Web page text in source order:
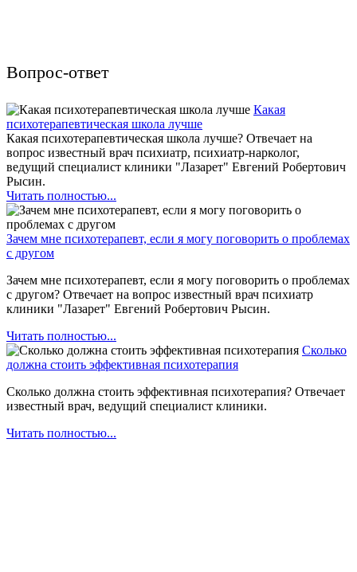
Вопрос-ответ
Какая
психотерапевтическая школа лучше
Какая психотерапевтическая школа лучше? Отвечает на
вопрос известный врач психиатр, психиатр-нарколог,
ведущий специалист клиники "Лазарет" Евгений Робертович
Рысин.
Читать полностью...
Зачем мне психотерапевт, если я могу поговорить о проблемах
с другом
Зачем мне психотерапевт, если я могу поговорить о проблемах
с другом? Отвечает на вопрос известный врач психиатр
клиники "Лазарет" Евгений Робертович Рысин.
Читать полностью...
Сколько
должна стоить эффективная психотерапия
Сколько должна стоить эффективная психотерапия? Отвечает
известный врач, ведущий специалист клиники.
Читать полностью...